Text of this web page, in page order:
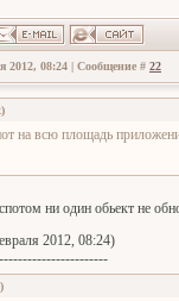
2012, 08:24 | Сообщение # 22
)
на всю площадь
ни один обьект не
2012, 08:24)
)